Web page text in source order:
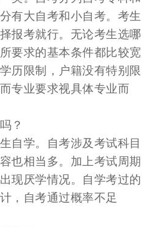
有大自考和小自考。考生
报考就行。无论考生选哪
要求的基本条件都比较宽
历限制，户籍没有特别限
专业要求视具体专业而
？
自学。自考涉及考试科目
也相当多。加上考试周期
现厌学情况。自学考过的
，自考通过概率不足